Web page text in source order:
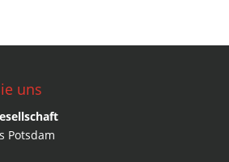
uns
Potsdam